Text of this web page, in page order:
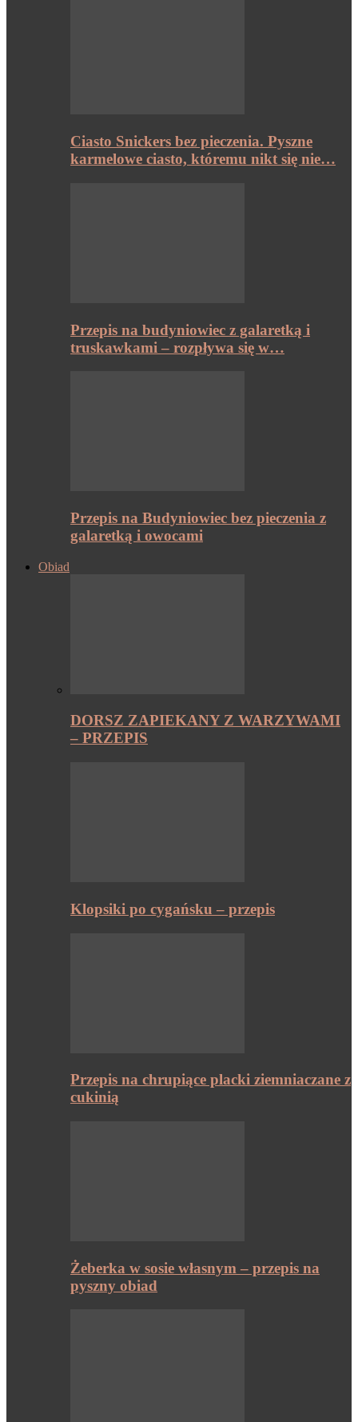
Ciasto Snickers bez pieczenia. Pyszne
karmelowe ciasto, któremu nikt się nie…
Przepis na budyniowiec z galaretką i
truskawkami – rozpływa się w…
Przepis na Budyniowiec bez pieczenia z
galaretką i owocami
Obiad
DORSZ ZAPIEKANY Z WARZYWAMI
– PRZEPIS
Klopsiki po cygańsku – przepis
Przepis na chrupiące placki ziemniaczane z
cukinią
Żeberka w sosie własnym – przepis na
pyszny obiad